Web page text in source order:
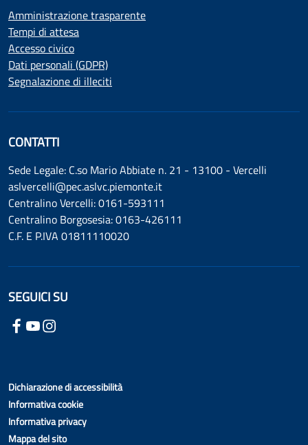
Amministrazione trasparente
Tempi di attesa
Accesso civico
Dati personali (GDPR)
Segnalazione di illeciti
CONTATTI
Sede Legale: C.so Mario Abbiate n. 21 - 13100 - Vercelli
aslvercelli@pec.aslvc.piemonte.it
Centralino Vercelli: 0161-593111
Centralino Borgosesia: 0163-426111
C.F. E P.IVA 01811110020
SEGUICI SU
Dichiarazione di accessibilità
Informativa cookie
Informativa privacy
Mappa del sito